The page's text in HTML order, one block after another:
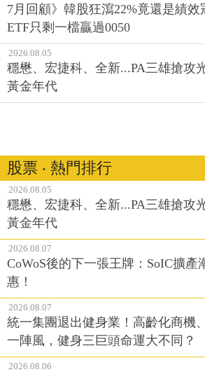
7月回顧》韓股狂瀉22%竟還是績
ETF只剩一檔贏過0050
2026.08.05
穩懋、宏捷科、全新...PA三雄搶攻
黃金年代
股票 ‧ 熱門排行
2026.08.05
穩懋、宏捷科、全新...PA三雄搶攻
黃金年代
2026.08.07
CoWoS後的下一張王牌：SoIC擴產
惠！
2026.08.07
統一集團退出健身業！高齡化商機
一陣風，健身三巨頭命運大不同？
2026.08.06